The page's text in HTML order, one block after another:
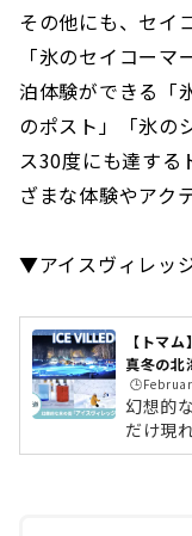
その他にも、セイ
「氷のセイコー
泊体験ができる「
のポスト」「氷の
ス30度にも達する
ざまな体験やアク
▼アイスヴィレッ
【トマ
真冬の北
幻想的
だけ現
風物詩